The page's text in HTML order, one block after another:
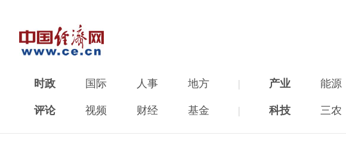
时政 国际 人事 地方 | 产业 能源
评论 视频 财经 基金 | 科技 三农